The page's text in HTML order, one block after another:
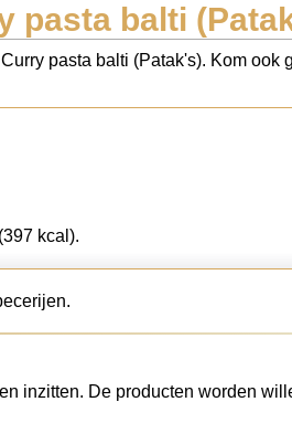
pasta balti
pasta balti (Patak's). Kom
kcal).
inzitten. De producten worden